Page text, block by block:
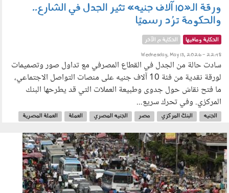
ورقة الـ«10 آلاف جنيه» تثير الجدل في الشارع..
والحكومة ترُد رسميًا
الحكاية ومافيها الحكاية م الآخر
Wednesday, May 13, 2026 - 22:48
سادت حالة من الجدل في القطاع المصرفي مع تداول صور وتصميمات
لورقة نقدية من فئة 10 آلاف جنيه على منصات التواصل الاجتماعي،
ما فتح نقاش حول جدوى وطبيعة العملات التي قد يطرحها البنك
المركزي. وفي تحرك سريع...
الجنيه البنك المركزي مصر الجنيه المصري العملة
العملة المصرية
300402.jpg